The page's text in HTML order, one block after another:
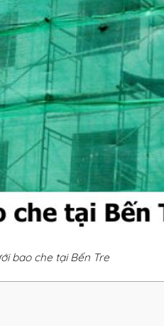
bao che tại Bến Tre